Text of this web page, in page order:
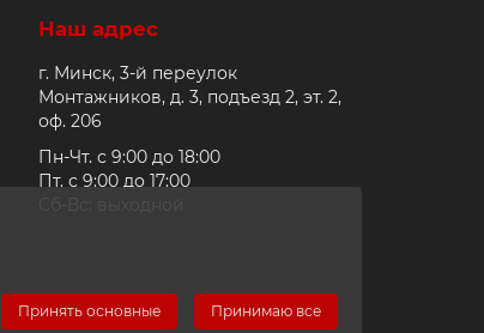
Принять основные Принимаю все
Наш адрес
г. Минск, 3-й переулок
Монтажников, д. 3, подъезд 2, эт. 2,
оф. 206
Пн-Чт. с 9:00 до 18:00
Пт. с 9:00 до 17:00